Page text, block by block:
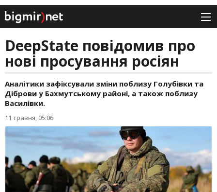
DeepState повідомив про
нові просування росіян
Аналітики зафіксували зміни поблизу Голубівки та
Діброви у Бахмутському районі, а також поблизу
Василівки.
11 травня, 05:06